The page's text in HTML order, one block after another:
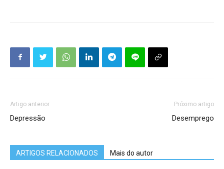
Artigo anterior
Depressão
Próximo artigo
Desemprego
ARTIGOS RELACIONADOS Mais do autor